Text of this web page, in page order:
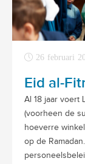
26 februari
Eid al-
Al 18 jaar voert
(voorheen de
hoeverre
op de